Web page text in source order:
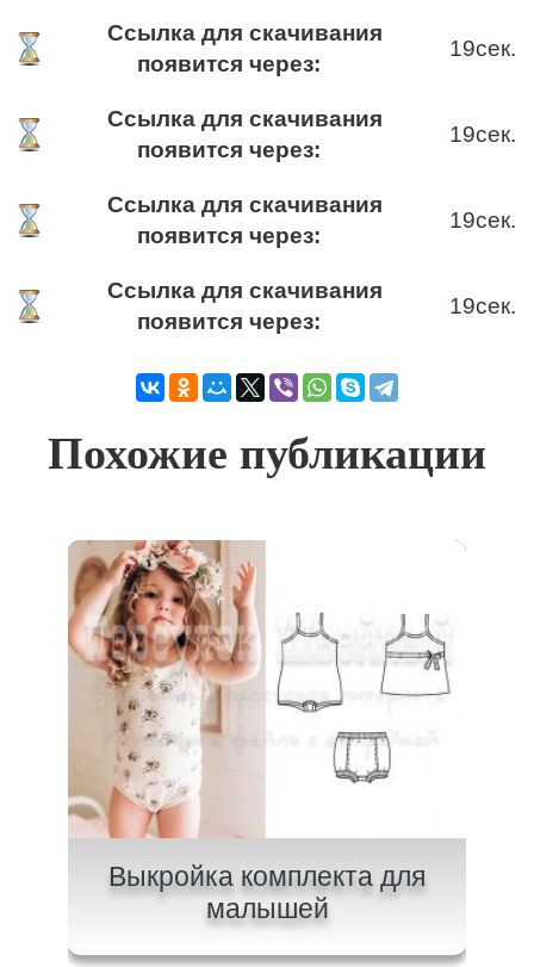
Ссылка для скачивания
появится через:
18сек.
Ссылка для скачивания
появится через:
18сек.
Ссылка для скачивания
появится через:
18сек.
Ссылка для скачивания
появится через:
18сек.
Похожие публикации
Выкройка комплекта для
малышей